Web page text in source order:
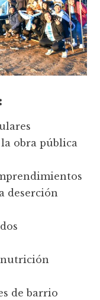
obra pública
deserción
de barrio